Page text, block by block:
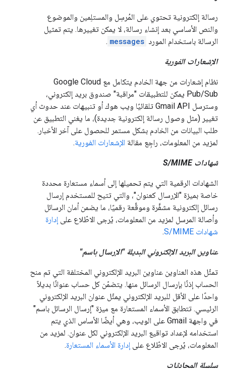
رسالة إلكترونية تحتوي على المُرسِل والمستلِمين والموضوع
والنص الأساسي بعد إنشاء رسالة، لا يمكن تغييرها. يتم تمثيل
الرسالة باستخدام المورد messages
.
الإشعارات الفورية
نظام إشعارات من جهة الخادم يتكامل مع Google Cloud
Pub/Sub يمكن للتطبيقات "مراقبة" صندوق بريد إلكتروني،
وسترسل Gmail API تلقائيًا ويب هوك أو تنبيهات عند حدوث أي
تغيير (مثل وصول رسالة إلكترونية جديدة)، ما يغني التطبيق عن
طلب البيانات من الخادم بشكل مستمر للحصول على آخر الأخبار.
لمزيد من المعلومات، راجِع مقالة الإشعارات الفورية.
شهادات S/MIME
الشهادات الرقمية التي يتم تحميلها إلى أسماء مستعارة محددة
خاصة بميزة "الإرسال كعنوان"، والتي تتيح للمستخدم إرسال
رسائل إلكترونية مشفَّرة وموقَّعة رقميًا، ما يضمن أمان الرسائل
وأصالة المرسل لمزيد من المعلومات، يُرجى الاطّلاع على إدارة
شهادات S/MIME
.
عناوين البريد الإلكتروني البديلة "الإرسال باسم"
تمثّل هذه العناوين عناوين البريد الإلكتروني المختلفة التي تم منح
الحساب إذنًا بإرسال الرسائل منها. يتضمّن كل حساب عنوانًا بديلاً
واحدًا على الأقل للبريد الإلكتروني يمثّل عنوان البريد الإلكتروني
الرئيسي. تتطابق الأسماء المستعارة مع ميزة "إرسال الرسائل باسم"
في واجهة Gmail على الويب، وهي أيضًا الأساس الذي يتم
استخدامه لإعداد تواقيع البريد الإلكتروني لكل عنوان. لمزيد من
المعلومات، يُرجى الاطّلاع على إدارة الأسماء المستعارة.
سلسلة المحادثات